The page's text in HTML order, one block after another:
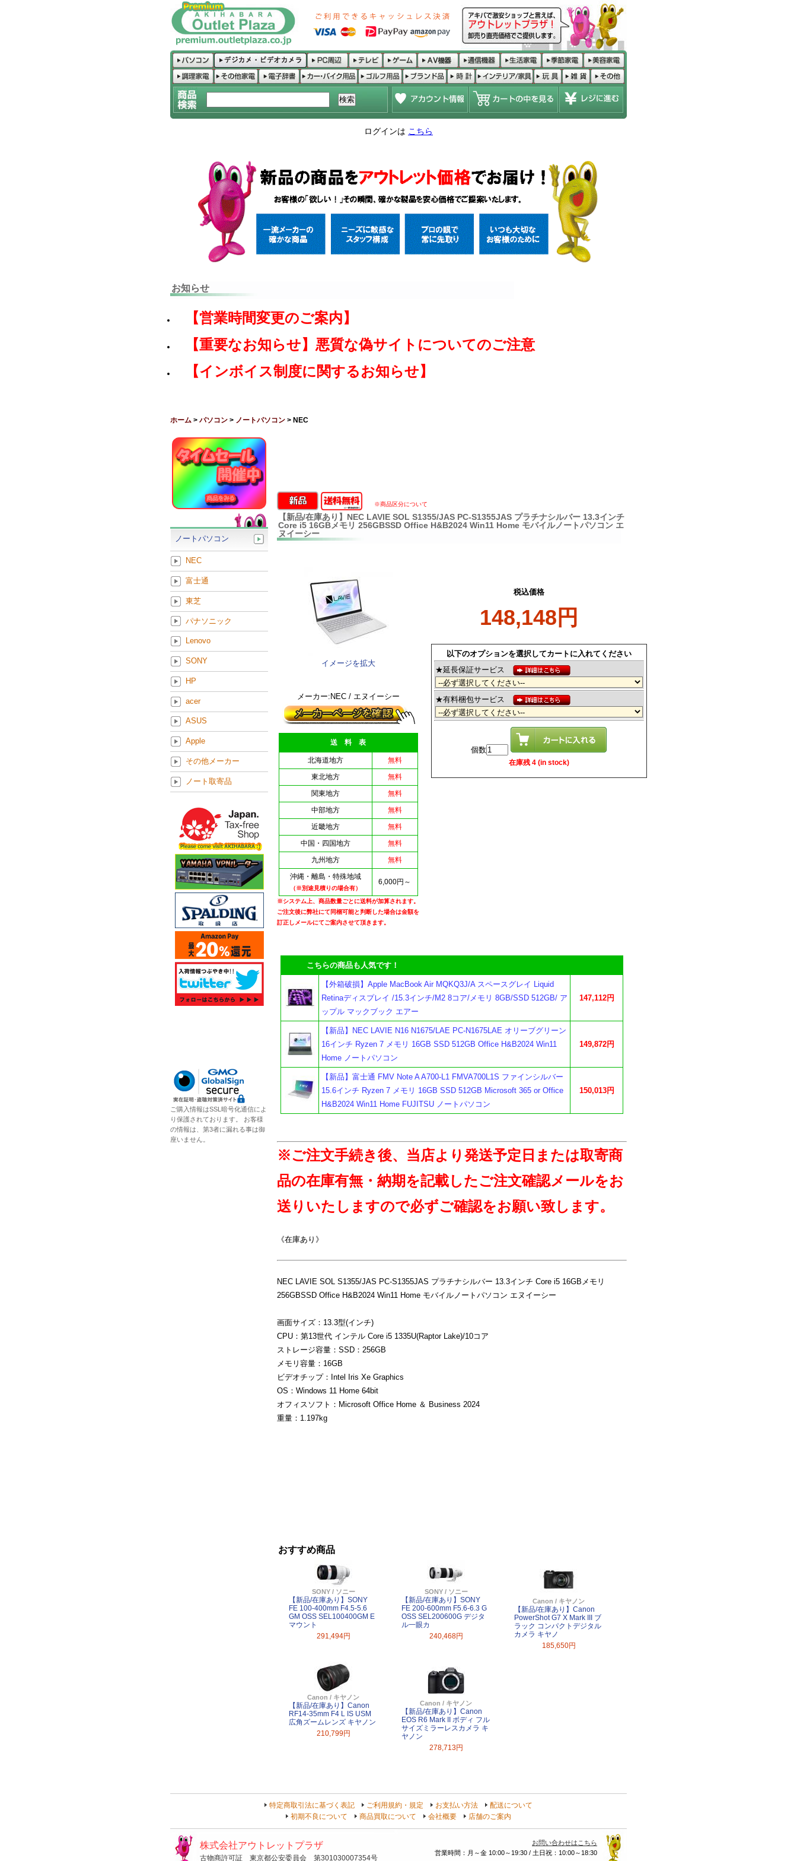
ログインは こちら
お知らせ
【営業時間変更のご案内】
【重要なお知らせ】悪質な偽サイトについてのご注意
【インボイス制度に関するお知らせ】
ホーム > パソコン > ノートパソコン > NEC
※商品区分について
【新品/在庫あり】NEC LAVIE SOL S1355/JAS PC-S1355JAS プラチナシルバー 13.3インチ
Core i5 16GBメモリ 256GBSSD Office H&B2024 Win11 Home モバイルノートパソコン エ
ヌイーシー
イメージを拡大
メーカー:NEC / エヌイーシー
送 料 表
北海道地方
無料
東北地方
無料
関東地方
無料
中部地方
無料
近畿地方
無料
中国・四国地方
無料
九州地方
無料
沖縄・離島・特殊地域
（※別途見積りの場合有）
6,000円～
※システム上、商品数量ごとに送料が加算されます。
ご注文後に弊社にて同梱可能と判断した場合は金額を
訂正しメールにてご案内させて頂きます。
税込価格
148,148円
以下のオプションを選択してカートに入れてください
★延長保証サービス
★有料梱包サービス
個数
在庫残 4 (in stock)
こちらの商品も人気です！
【外箱破損】Apple MacBook Air MQKQ3J/A スペースグレイ Liquid
Retinaディスプレイ /15.3インチ/M2 8コア/メモリ 8GB/SSD 512GB/ ア
ップル マックブック エアー
147,112円
【新品】NEC LAVIE N16 N1675/LAE PC-N1675LAE オリーブグリーン
16インチ Ryzen 7 メモリ 16GB SSD 512GB Office H&B2024 Win11
Home ノートパソコン
149,872円
【新品】富士通 FMV Note A A700-L1 FMVA700L1S ファインシルバー
15.6インチ Ryzen 7 メモリ 16GB SSD 512GB Microsoft 365 or Office
H&B2024 Win11 Home FUJITSU ノートパソコン
150,013円
※ご注文手続き後、当店より発送予定日または取寄商
品の在庫有無・納期を記載したご注文確認メールをお
送りいたしますので必ずご確認をお願い致します。
《在庫あり》
NEC LAVIE SOL S1355/JAS PC-S1355JAS プラチナシルバー 13.3インチ Core i5 16GBメモリ
256GBSSD Office H&B2024 Win11 Home モバイルノートパソコン エヌイーシー
画面サイズ：13.3型(インチ)
CPU：第13世代 インテル Core i5 1335U(Raptor Lake)/10コア
ストレージ容量：SSD：256GB
メモリ容量：16GB
ビデオチップ：Intel Iris Xe Graphics
OS：Windows 11 Home 64bit
オフィスソフト：Microsoft Office Home ＆ Business 2024
重量：1.197kg
おすすめ商品
SONY / ソニー
【新品/在庫あり】SONY
FE 100-400mm F4.5-5.6
GM OSS SEL100400GM E
マウント
291,494円
SONY / ソニー
【新品/在庫あり】SONY
FE 200-600mm F5.6-6.3 G
OSS SEL200600G デジタ
ル一眼カ
240,468円
Canon / キヤノン
【新品/在庫あり】Canon
PowerShot G7 X Mark III ブ
ラック コンパクトデジタル
カメラ キヤノ
185,650円
Canon / キヤノン
【新品/在庫あり】Canon
RF14-35mm F4 L IS USM
広角ズームレンズ キヤノン
210,799円
Canon / キヤノン
【新品/在庫あり】Canon
EOS R6 Mark II ボディ フル
サイズミラーレスカメラ キ
ヤノン
278,713円
ノートパソコン
NEC
富士通
東芝
パナソニック
Lenovo
SONY
HP
acer
ASUS
Apple
その他メーカー
ノート取寄品
ご購入情報はSSL暗号化通信によ
り保護されております。 お客様
の情報は、第3者に漏れる事は御
座いません。
特定商取引法に基づく表記 ご利用規約・規定 お支払い方法
配送について
初期不良について
商品買取について 会社概要 店舗のご案内
株式会社アウトレットプラザ
古物商許可証 東京都公安委員会 第301030007354号
お問い合わせはこちら
営業時間：月～金 10:00～19:30 / 土日祝：10:00～18:30